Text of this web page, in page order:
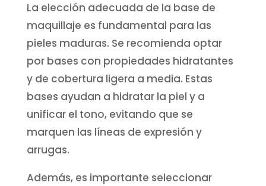
La elección adecuada de la base de
maquillaje es fundamental para las
pieles maduras. Se recomienda optar
por bases con propiedades hidratantes
y de cobertura ligera a media. Estas
bases ayudan a hidratar la piel y a
unificar el tono, evitando que se
marquen las líneas de expresión y
arrugas.
Además, es importante seleccionar